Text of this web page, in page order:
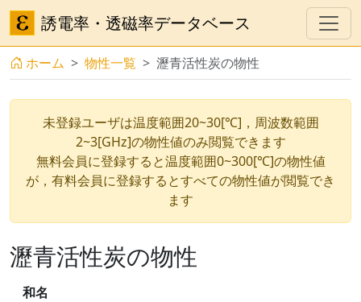
誘電率・透磁率データベース
ホーム 物性一覧 瀝青活性炭の物性
未登録ユーザは温度範囲20~30[℃]，周波数範囲
2~3[GHz]の物性値のみ閲覧できます
無料会員に登録すると温度範囲0~300[℃]の物性値
が，有料会員に登録するとすべての物性値が閲覧でき
ます
瀝青活性炭の物性
和名